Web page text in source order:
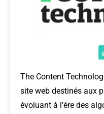
The Content
site web destinés aux
évoluant à l'ère des